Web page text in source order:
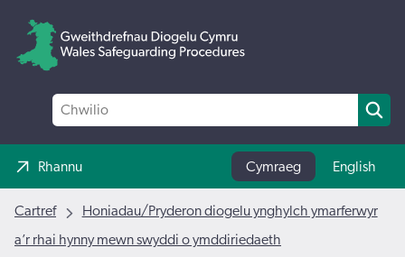
Rhannu Cymraeg English
Cartref
Honiadau/Pryderon diogelu ynghylch ymarferwyr
a’r rhai hynny mewn swyddi o ymddiriedaeth